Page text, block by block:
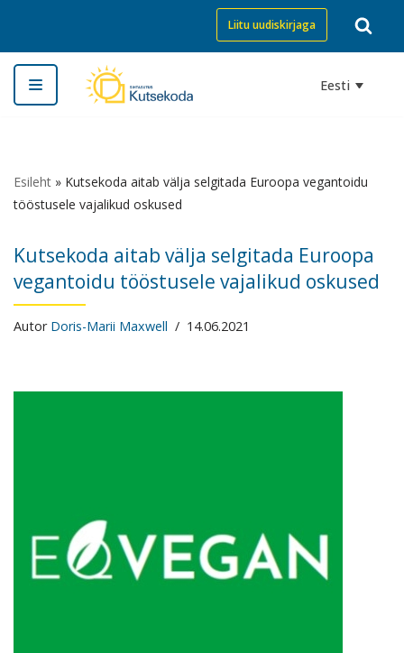
Skip
to
content
Liitu uudiskirjaga
Eesti
Esileht » Kutsekoda aitab välja selgitada Euroopa vegantoidu
tööstusele vajalikud oskused
Kutsekoda aitab välja selgitada Euroopa
vegantoidu tööstusele vajalikud oskused
Autor Doris-Marii Maxwell 14.06.2021